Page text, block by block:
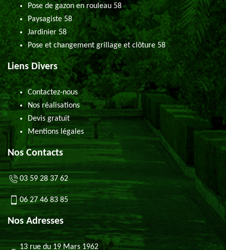
Pose de gazon en rouleau 58
Paysagiste 58
Jardinier 58
Pose et changement grillage et clôture 58
Liens Divers
Contactez-nous
Nos réalisations
Devis gratuit
Mentions légales
Nos Contacts
03 59 28 37 62
06 27 46 83 85
Nos Adresses
13 rue du 19 Mars 1962